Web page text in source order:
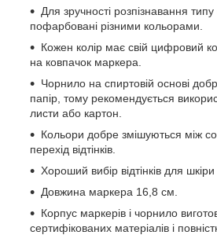
Для зручності розпізнавання типу
пофарбовані різними кольорами.
Кожен колір має свій цифровий
на ковпачок маркера.
Чорнило на спиртовій основі
папір, тому рекомендується
листи або картон.
Кольори добре змішуються між
перехід відтінків.
Хороший вибір відтінків для
Довжина маркера 16,8 см.
Корпус маркерів і чорнило
сертифікованих матеріалів і